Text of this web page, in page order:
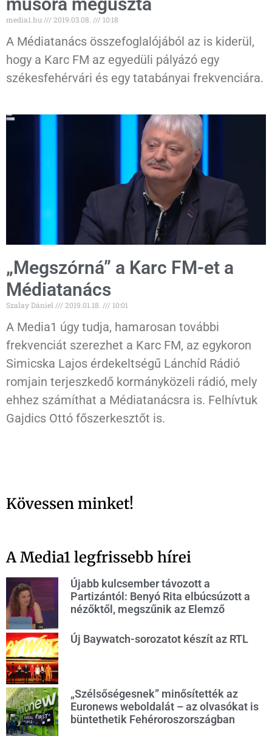
media1.hu 2019.03.08. 10:18
A Médiatanács összefoglalójából az is kiderül,
hogy a Karc FM az egyedüli pályázó egy
székesfehérvári és egy tatabányai frekvenciára.
„Megszórná” a Karc FM-et a
Médiatanács
Szalay Dániel 2019.01.18. 10:01
A Media1 úgy tudja, hamarosan további
frekvenciát szerezhet a Karc FM, az egykoron
Simicska Lajos érdekeltségű Lánchíd Rádió
romjain terjeszkedő kormányközeli rádió, mely
ehhez számíthat a Médiatanácsra is. Felhívtuk
Gajdics Ottó főszerkesztőt is.
Kövessen minket!
A Media1 legfrissebb hírei
Újabb kulcsember távozott a
Partizántól: Benyó Rita elbúcsúzott a
nézőktől, megszűnik az Elemző
Új Baywatch-sorozatot készít az RTL
„Szélsőségesnek” minősítették az
Euronews weboldalát – az olvasókat is
büntethetik Fehéroroszországban